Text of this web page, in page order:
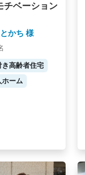
チベーション
かち 様
き高齢者住宅
ホーム